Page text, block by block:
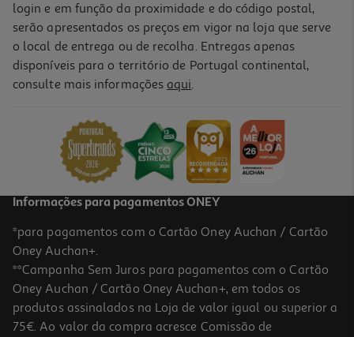
login e em função da proximidade e do código postal,
serão apresentados os preços em vigor na loja que serve
o local de entrega ou de recolha. Entregas apenas
disponíveis para o território de Portugal continental,
consulte mais informações aqui.
Informações para pagamentos ONEY
*para pagamentos com o Cartão Oney Auchan / Cartão
Oney Auchan+.
**Campanha Sem Juros para pagamentos com o Cartão
Oney Auchan / Cartão Oney Auchan+, em todos os
produtos assinalados na Loja de valor igual ou superior a
75€. Ao valor da compra acresce Comissão de